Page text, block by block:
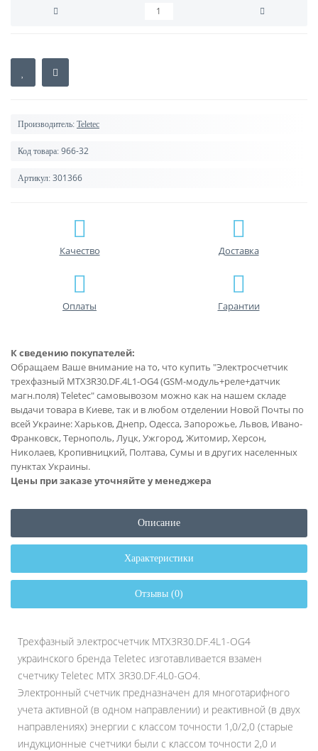
Производитель: Teletec
Код товара: 966-32
Артикул: 301366
Качество Доставка
Оплаты Гарантии
К сведению покупателей:
Обращаем Ваше внимание на то, что купить "Электросчетчик
трехфазный MTX3R30.DF.4L1-ОG4 (GSM-модуль+реле+датчик
магн.поля) Teletec" самовывозом можно как на нашем складе
выдачи товара в Киеве, так и в любом отделении Новой Почты по
всей Украине: Харьков, Днепр, Одесса, Запорожье, Львов, Ивано-
Франковск, Тернополь, Луцк, Ужгород, Житомир, Херсон,
Николаев, Кропивницкий, Полтава, Сумы и в других населенных
пунктах Украины.
Цены при заказе уточняйте у менеджера
Описание
Характеристики
Отзывы (0)
Трехфазный электросчетчик MTX3R30.DF.4L1-ОG4
украинского бренда Teletec изготавливается взамен
счетчику Teletec MTX 3R30.DF.4L0-GO4.
Электронный счетчик предназначен для многотарифного
учета активной (в одном направлении) и реактивной (в двух
направлениях) энергии с классом точности 1,0/2,0 (старые
индукционные счетчики были с классом точности 2,0 и